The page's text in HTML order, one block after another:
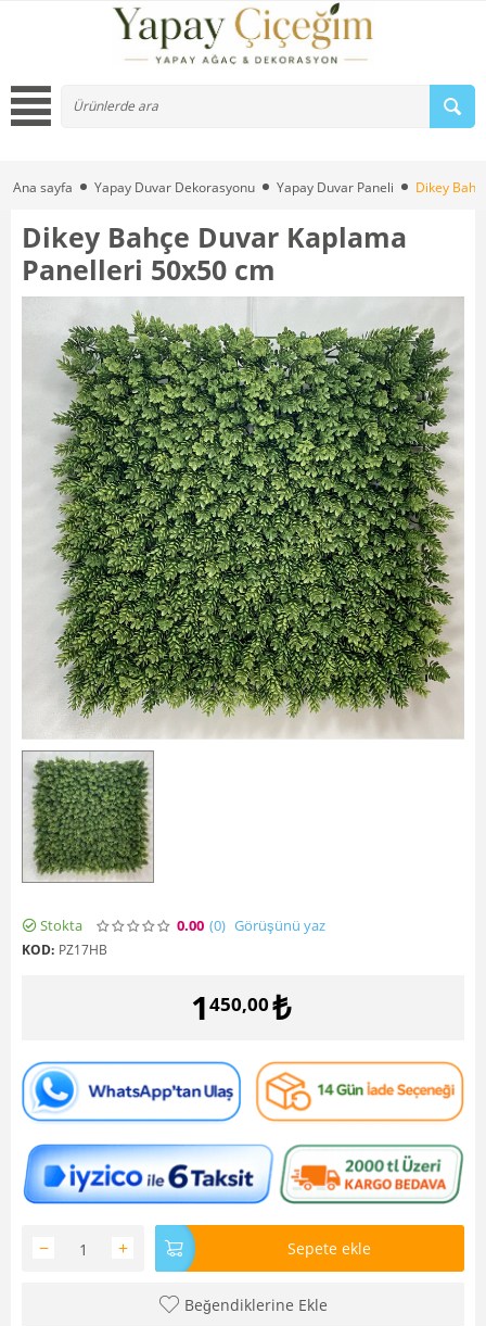
Ana sayfa Yapay Duvar Dekorasyonu Yapay Duvar Paneli Dikey
Dikey Bahçe Duvar Kaplama
Panelleri 50x50 cm
Stokta 0.00 (0) Görüşünü yaz
KOD: PZ17HB
1450,00₺
+
− Sepete ekle
Beğendiklerine Ekle